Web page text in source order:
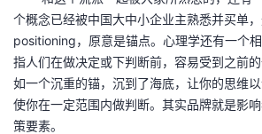
个概念已经被中国大中小企业主熟悉并买单
positioning，原意是锚点。心理学还有一个相
指人们在做决定或下判断前，容易受到之前
如一个沉重的锚，沉到了海底，让你的思维
使你在一定范围内做判断。其实品牌就是影
策要素。